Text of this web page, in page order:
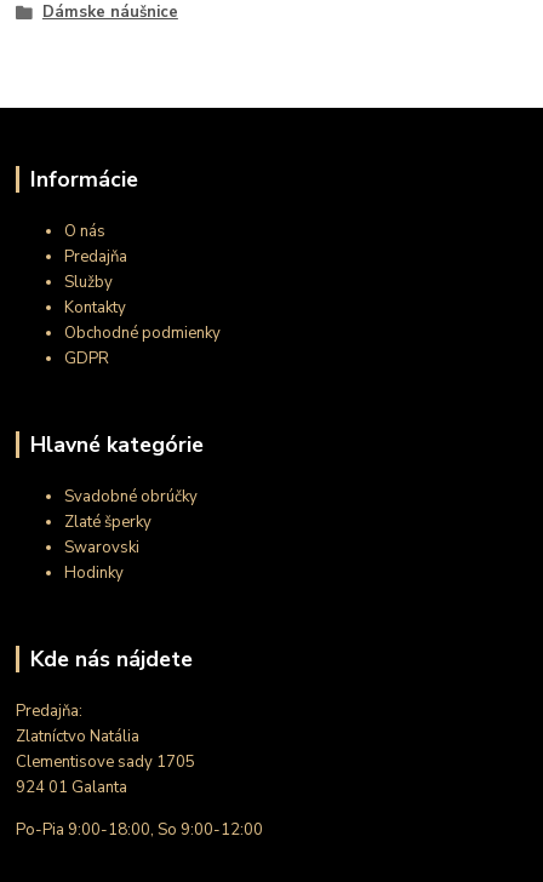
Dámske náušnice
Informácie
O nás
Predajňa
Služby
Kontakty
Obchodné podmienky
GDPR
Hlavné kategórie
Svadobné obrúčky
Zlaté šperky
Swarovski
Hodinky
Kde nás nájdete
Predajňa:
Zlatníctvo Natália
Clementisove sady 1705
924 01 Galanta
Po-Pia 9:00-18:00, So 9:00-12:00